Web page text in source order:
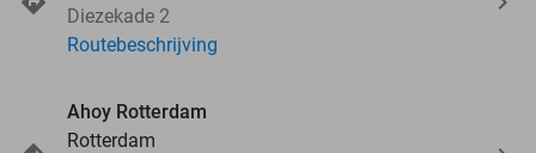
Diezekade 2
Routebeschrijving
Ahoy Rotterdam
Rotterdam